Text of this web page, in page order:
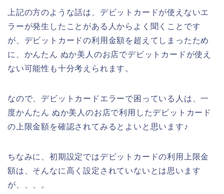
上記の方のような話は、デビットカードが使えないエ
ラーが発生したことがある人からよく聞くことです
が、デビットカードの利用金額を超えてしまったため
に、かんたん ぬか美人のお店でデビットカードが使え
ない可能性も十分考えられます。
なので、デビットカードエラーで困っている人は、一
度かんたん ぬか美人のお店で利用したデビットカード
の上限金額を確認されてみるとよいと思います♪
ちなみに、初期設定ではデビットカードの利用上限金
額は、そんなに高く設定されていないとは思います
が、、、。